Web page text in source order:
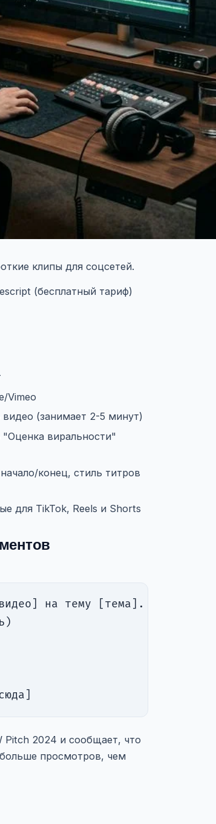
клипы для соцсетей.
(бесплатный тариф)
Vimeo
(занимает 2-5 минут)
виральности"
конец, стиль титров
для TikTok, Reels и Shorts
на тему [тема]. Определи
Pitch 2024 и сообщает, что
просмотров, чем